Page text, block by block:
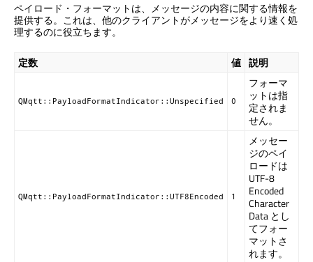
ペイロード・フォーマットは、メッセージの内容に関する情報を
提供する。これは、他のクライアントがメッセージをより速く処
理するのに役立ちます。
定数 値 説明
QMqtt::PayloadFormatIndicator::Unspecified 0
フォーマ
ットは指
定されま
せん。
QMqtt::PayloadFormatIndicator::UTF8Encoded 1
メッセー
ジのペイ
ロードは
UTF-8
Encoded
Character
Data とし
てフォー
マットさ
れます。